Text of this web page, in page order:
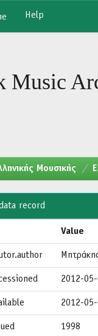
Help
Music
Μουσικής
record
Value
2012-
2012-
1998